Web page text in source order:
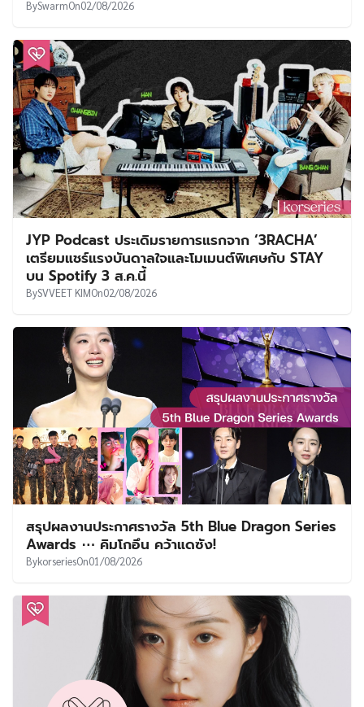
BySwarmOn02/08/2026
JYP Podcast ประเดิมรายการแรกจาก ‘3RACHA’
เตรียมแชร์แรงบันดาลใจและโมเมนต์พิเศษกับ STAY
บน Spotify 3 ส.ค.นี้
BySVVEET KIMOn02/08/2026
สรุปผลงานประกาศรางวัล 5th Blue Dragon Series
Awards ⋯ คิมโกอึน คว้าแดซัง!
BykorseriesOn01/08/2026